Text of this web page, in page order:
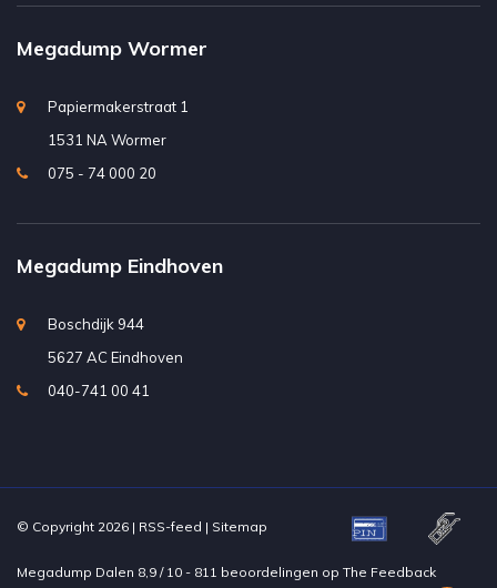
Megadump Wormer
Papiermakerstraat 1
1531 NA Wormer
075 - 74 000 20
Megadump Eindhoven
Boschdijk 944
5627 AC Eindhoven
040-741 00 41
© Copyright 2026 | RSS-feed | Sitemap
Megadump Dalen 8,9 / 10 - 811 beoordelingen op The Feedback